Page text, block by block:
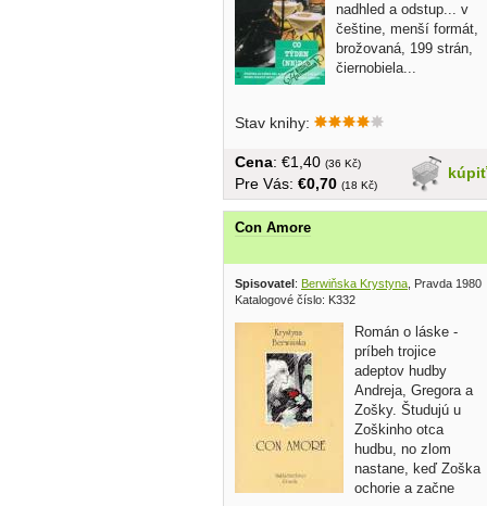
nadhled a odstup... v
češtine, menší formát,
brožovaná, 199 strán,
čiernobiela...
Stav knihy:
kúpiť
Cena: €1,40 (36 Kč)
Pre Vás: €0,70 (18 Kč)
Con Amore
Spisovatel: Berwiňska Krystyna , Pravda 1980
Katalogové číslo: K332
Román o láske -
príbeh trojice
adeptov hudby
Andreja, Gregora a
Zošky. Študujú u
Zoškinho otca
hudbu, no zlom
nastane, keď Zoška
ochorie a začne